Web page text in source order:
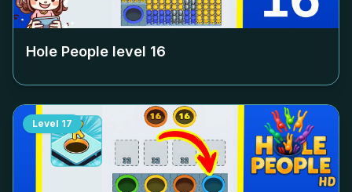
Hole People level 16
Level 17